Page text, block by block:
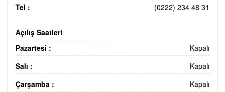
Tel :
(0222) 234 48 31
Açılış Saatleri
Pazartesi :
Kapalı
Salı :
Kapalı
Çarşamba :
Kapalı